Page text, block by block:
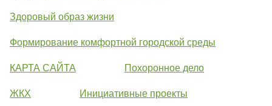
Здоровый образ жизни
Формирование комфортной городской среды
КАРТА САЙТА Похоронное дело
ЖКХ Инициативные проекты